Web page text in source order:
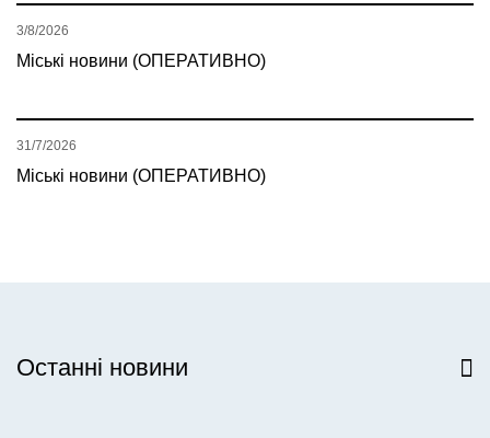
Міські новини (ОПЕРАТИВНО)
3/8/2026
Міські новини (ОПЕРАТИВНО)
31/7/2026
Останні новини